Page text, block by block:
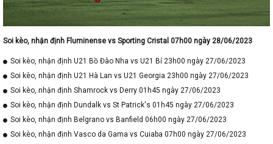
Soi kèo, nhận định Fluminense vs Sporting Cristal 07h00 ngày 28/06/2023
Soi kèo, nhận định U21 Bồ Đào Nha vs U21 Bỉ 23h00 ngày 27/06/2023
Soi kèo, nhận định U21 Hà Lan vs U21 Georgia 23h00 ngày 27/06/2023
Soi kèo, nhận định Shamrock vs Derry 01h45 ngày 27/06/2023
Soi kèo, nhận định Dundalk vs St Patrick's 01h45 ngày 27/06/2023
Soi kèo, nhận định Belgrano vs Banfield 06h00 ngày 27/06/2023
Soi kèo, nhận định Vasco da Gama vs Cuiaba 07h00 ngày 27/06/2023